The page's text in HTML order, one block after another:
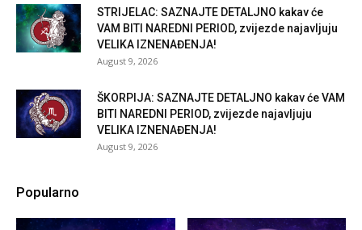
STRIJELAC: SAZNAJTE DETALJNO kakav će
VAM BITI NAREDNI PERIOD, zvijezde najavljuju
VELIKA IZNENAĐENJA!
August 9, 2026
ŠKORPIJA: SAZNAJTE DETALJNO kakav će VAM
BITI NAREDNI PERIOD, zvijezde najavljuju
VELIKA IZNENAĐENJA!
August 9, 2026
Popularno